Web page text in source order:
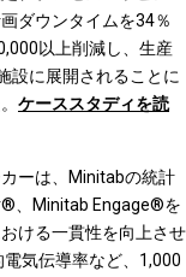
ダウンタイムを34％
以上削減し、生産
設に展開されることに
ケーススタディを読
ーは、Minitabの統計
、Minitab Engage®を
ける一貫性を向上させ
気伝導率など、1,000